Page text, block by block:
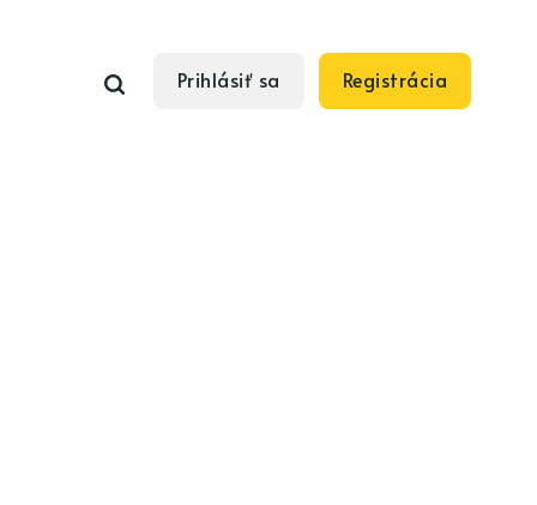
Prihlásiť sa Registrácia